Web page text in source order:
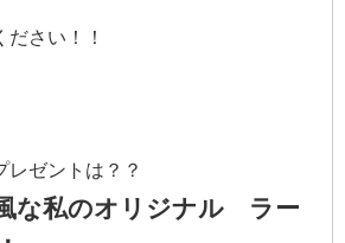
さい！！
ゼントは？？
な私のオリジナル ラー